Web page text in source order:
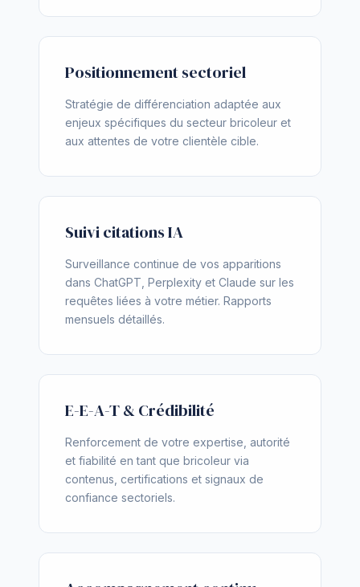
Positionnement sectoriel
Stratégie de différenciation adaptée aux
enjeux spécifiques du secteur bricoleur et
aux attentes de votre clientèle cible.
Suivi citations IA
Surveillance continue de vos apparitions
dans ChatGPT, Perplexity et Claude sur les
requêtes liées à votre métier. Rapports
mensuels détaillés.
E-E-A-T & Crédibilité
Renforcement de votre expertise, autorité
et fiabilité en tant que bricoleur via
contenus, certifications et signaux de
confiance sectoriels.